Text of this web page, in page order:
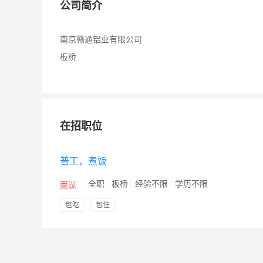
公司简介
南京赣通铝业有限公司
板桥
在招职位
普工，煮饭
面议 全职 板桥 经验不限 学历不限
包吃 包住